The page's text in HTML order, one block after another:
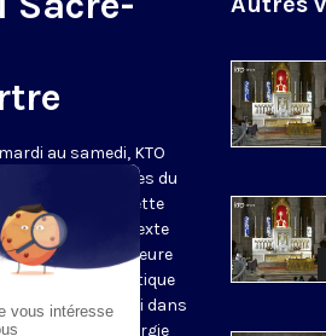
au samedi, KTO
des Bénédictines du
depuis cette
nom l’indique, sexte
de la sixième heure
romain antique
correspond à midi dans
Cet office la liturgie